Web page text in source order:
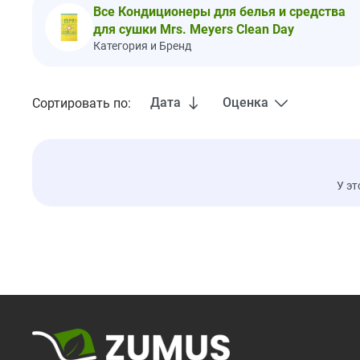
Все Кондиционеры для белья и средства
для сушки Mrs. Meyers Clean Day
Категория и Бренд
Сортировать по: Дата Оценка
У